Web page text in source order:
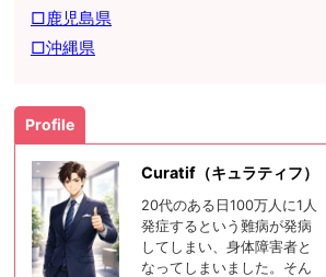
□鹿児島県
□沖縄県
Profile
Curatif（キュラティフ）
20代のある日100万人に1人
発症するという難病が発病
してしまい、身体障害者と
なってしまいました。そん